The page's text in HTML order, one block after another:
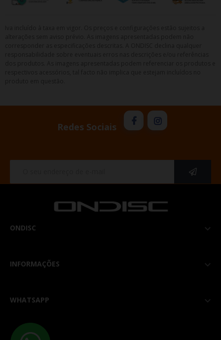
Redes Sociais
ONDISC 
INFORMAÇÕES 
WHATSAPP 